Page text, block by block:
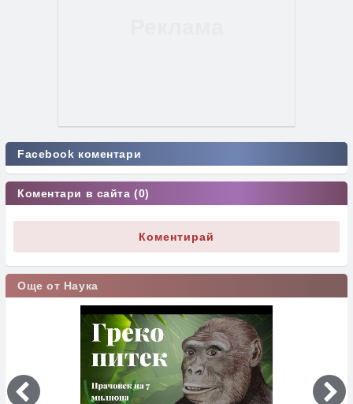
Facebook коментари
Коментари в сайта (0)
Коментирай
Още от Наука